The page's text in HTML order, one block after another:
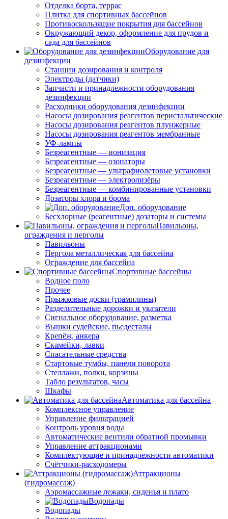
Отделка борта, террас
Плитка для спортивных бассейнов
Противоскользящие покрытия для бассейнов
Окружающий декор, оформление для прудов и
сада для бассейнов
Оборудование для
дезинфекции
Станции дозирования и контроля
Электроды (датчики)
Запчасти и принадлежности оборудования
дезинфекции
Расходники оборудования дезинфекции
Насосы дозирования реагентов перистальтические
Насосы дозирования реагентов плунжерные
Насосы дозирования реагентов мембранные
УФ-лампы
Безреагентные — ионизация
Безреагентные — озонаторы
Безреагентные — ультрафиолетовые установки
Безреагентные — электролизёры
Безреагентные — комбинированные установки
Дозаторы хлора и брома
Доп. оборудование
Бесхлорные (реагентные) дозаторы и системы
Павильоны,
ограждения и перголы
Павильоны
Пергола металлическая для бассейна
Ограждение для бассейна
Спортивные бассейны
Водное поло
Прочее
Прыжковые доски (трамплины)
Разделительные дорожки и указатели
Cигнальное оборудование, разметка
Вышки судейские, пьедесталы
Крепёж, анкера
Скамейки, лавки
Спасательные средства
Стартовые тумбы, панели поворота
Стеллажи, полки, корзины
Табло результатов, часы
Шкафы
Автоматика для бассейна
Комплексное управление
Управление фильтрацией
Контроль уровня воды
Автоматические вентили обратной промывки
Управление аттракционами
Комплектующие и принадлежности автоматики
Счётчики-расходомеры
Аттракционы
(гидромассаж)
Аэромассажные лежаки, сиденья и плато
Водопады
Водопады